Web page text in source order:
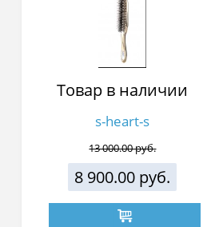
Товар в наличии
s-heart-s
13 000.00 руб.
8 900.00 руб.